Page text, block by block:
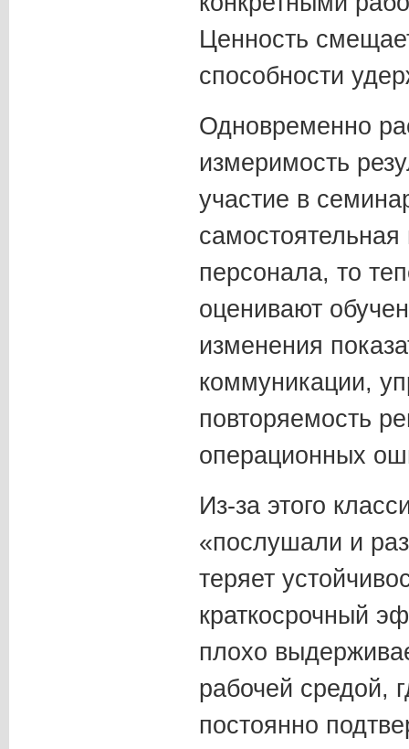
Ценность
способности
Одновременно
измеримость
участие в
самостоятельная
персонала, то
оценивают
изменения
коммуникации,
повторяемость
операционных
Из-за этого
«послушали и
теряет
краткосрочный
плохо
рабочей средой,
постоянно